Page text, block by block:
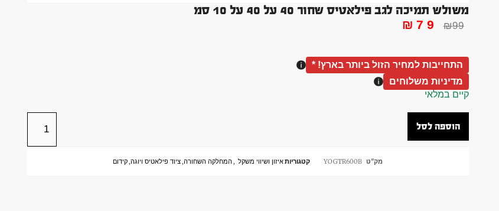
משולש תמיכה לגב פילאטיס שחור 40 על 40 על 10 סמ
₪99
₪79
התחייבות למחיר הזול ביותר בארץ! *
מדיניות משלוחים
קיים במלאי
הוספה לסל
מק"ט YOGTR600B קטגוריותאיזון ושיווי משקל ,המחלקה השחורה,ציוד פילאטיס ויוגה,קידום